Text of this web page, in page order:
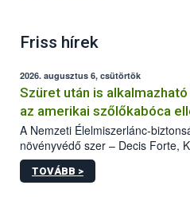
Friss hírek
2026. augusztus 6, csütörtök
Szüret után is
az amerikai szőlőkabóca
A Nemzeti Élelmiszerlánc-
növényvédő szer – Decis Forte,
engedélyokiratát módosította, így
egészen a vesszőérettség (BBCH
TOVÁBB >